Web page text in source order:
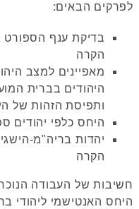
הבאים:
בדיקת ענף הספורט
הקרה
מאפיינים למצב
היהודים בברית
ותפיסת הזהות של
היחס כלפי יהודים
יהדות בריה"מ-
הקרה
של העבודה הנוכחית
האנטישמי ליהודי